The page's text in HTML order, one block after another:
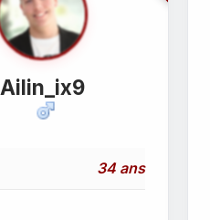
Ailin_ix9
34 ans